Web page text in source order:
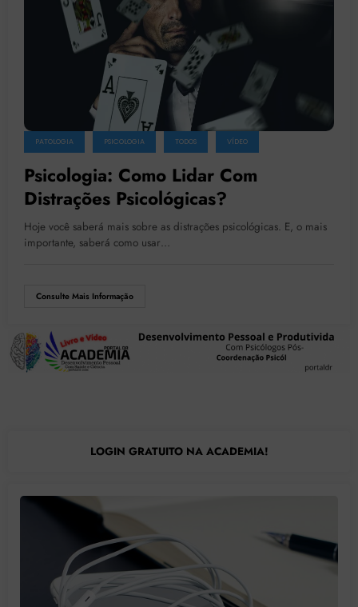
PATOLOGIA PSICOLOGIA TODOS VÍDEO
Psicologia: Como Lidar Com
Distrações Psicológicas?
Hoje você saberá mais sobre as distrações psicológicas. E, o mais
importante, saberá como usar…
Consulte Mais Informação
LOGIN GRATUITO NA ACADEMIA!